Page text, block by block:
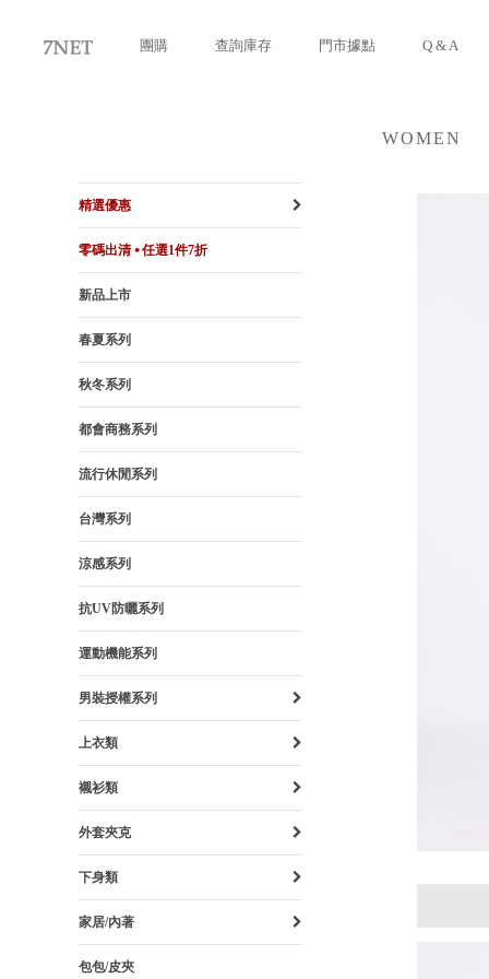
團購 查詢庫存 門市據點 Q & A
WOMEN
精選優惠
零碼出清 ⦁ 任選1件7折
新品上市
春夏系列
秋冬系列
都會商務系列
流行休閒系列
台灣系列
涼感系列
抗UV防曬系列
運動機能系列
男裝授權系列
上衣類
襯衫類
外套夾克
下身類
家居/內著
包包/皮夾